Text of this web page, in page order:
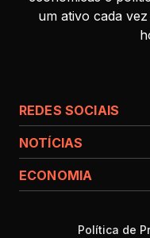
um ativo cada
REDES SOCIAIS
NOTÍCIAS
ECONOMIA
Política de